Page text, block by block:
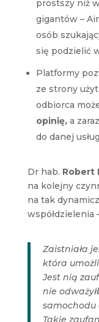
prostszy niż
gigantów –
osób
się podzielić
Platformy
ze strony
odbiorca
opinię,a
do danej
Dr hab. Robert
na kolejny
na tak
współdzielenia
Zaistniała
która
Jest nią
nie
samochodu
Takie